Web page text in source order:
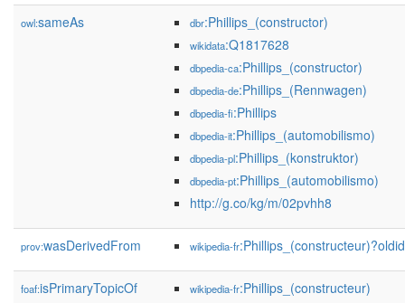
owl:sameAs dbr:Phillips_(constructor)
wikidata:Q1817628
dbpedia-ca:Phillips_(constructor)
dbpedia-de:Phillips_(Rennwagen)
dbpedia-fi:Phillips
dbpedia-it:Phillips_(automobilismo)
dbpedia-pl:Phillips_(konstruktor)
dbpedia-pt:Phillips_(automobilismo)
http://g.co/kg/m/02pvhh8
prov:wasDerivedFrom wikipedia-fr
foaf:isPrimaryTopicOf wikipedia-fr:Phillips_(constructeur)